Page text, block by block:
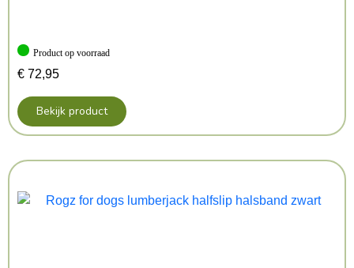
Product op voorraad
€ 72,95
Bekijk product